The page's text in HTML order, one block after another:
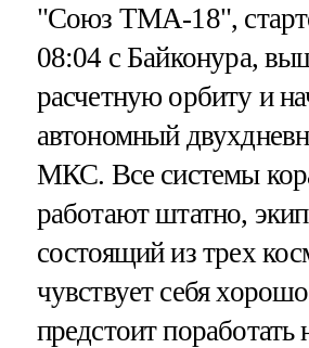
"Союз ТМА-18",
08:04 с Байконура,
расчетную орбиту и
автономный
МКС. Все системы
работают штатно,
состоящий из трех
чувствует себя
предстоит поработать